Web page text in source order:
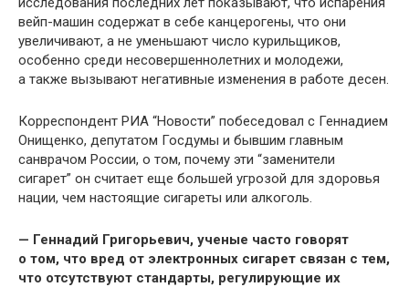
вейп-машин содержат в себе канцерогены, что они
увеличивают, а не уменьшают число курильщиков,
особенно среди несовершеннолетних и молодежи,
а также вызывают негативные изменения в работе десен.
Корреспондент РИА “Новости” побеседовал с Геннадием
Онищенко, депутатом Госдумы и бывшим главным
санврачом России, о том, почему эти “заменители
сигарет” он считает еще большей угрозой для здоровья
нации, чем настоящие сигареты или алкоголь.
— Геннадий Григорьевич, ученые часто говорят
о том, что вред от электронных сигарет связан с тем,
что отсутствуют стандарты, регулирующие их